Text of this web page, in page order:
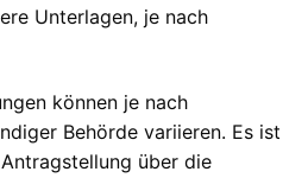
Unterlagen, je nach
können je nach
Behörde variieren. Es ist
über die